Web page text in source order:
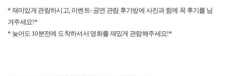
* 재미있게 관람하시고, 이벤트- 공연 관람 후기방에 사진과 함께 꼭 후기를 남
겨주세요!*
* 늦어도 10분전에 도착하셔서 영화를 재밌게 관람해주세요!*